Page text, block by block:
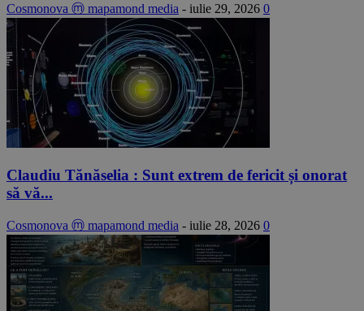
Cosmonova ⓜ mapamond media - iulie 29, 2026 0
Claudiu Tănăselia : Sunt extrem de fericit și onorat
să vă...
Cosmonova ⓜ mapamond media - iulie 28, 2026 0